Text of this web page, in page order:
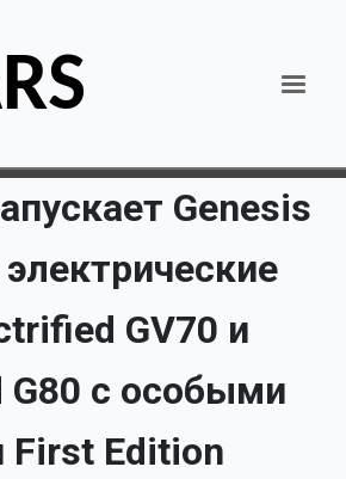
Genesis
GV70 и
G80 с особыми
First Edition